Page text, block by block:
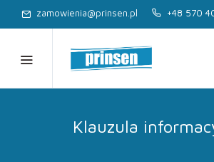
zamowienia@prinsen.pl +48 570
Klauzula